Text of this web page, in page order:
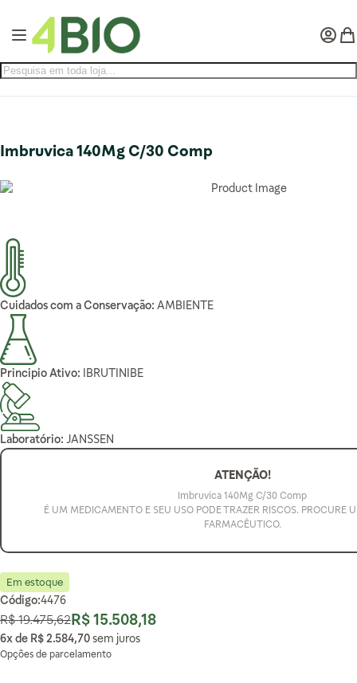
Alternar Nav
Minha
Cuidados com a Conservação: AMBIENTE
Principio Ativo: IBRUTINIBE
Laboratório: JANSSEN
ATENÇÃO!
Imbruvica 140Mg C/30 Comp
É UM MEDICAMENTO E SEU USO PODE TRAZER RISCOS. PROCURE
FARMACÊUTICO.
Imbruvica 140Mg C/30 Comp
Em estoque
Código:4476
Preço Especial
R$ 15.508,18
Preço Normal
R$ 19.475,62
6x de R$ 2.584,70sem juros
Opções de parcelamento